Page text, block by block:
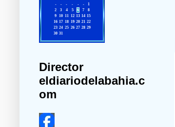
Director
eldiariodelabahia.c
om